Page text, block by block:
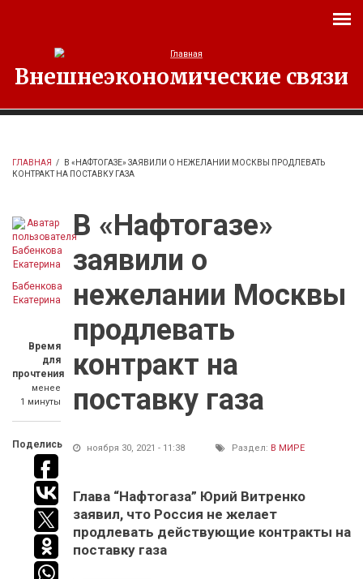
Внешнеэкономические связи
ГЛАВНАЯ /
В «НАФТОГАЗЕ» ЗАЯВИЛИ О НЕЖЕЛАНИИ МОСКВЫ ПРОДЛЕВАТЬ
КОНТРАКТ НА ПОСТАВКУ ГАЗА
Бабенкова
Екатерина
Время
для
прочтения
менее
1 минуты
Поделись
В «Нафтогазе»
заявили о
нежелании Москвы
продлевать
контракт на
поставку газа
ноября 30, 2021 - 11:38 Раздел: В МИРЕ
Глава “Нафтогаза” Юрий Витренко
заявил, что Россия не желает
продлевать действующие контракты на
поставку газа